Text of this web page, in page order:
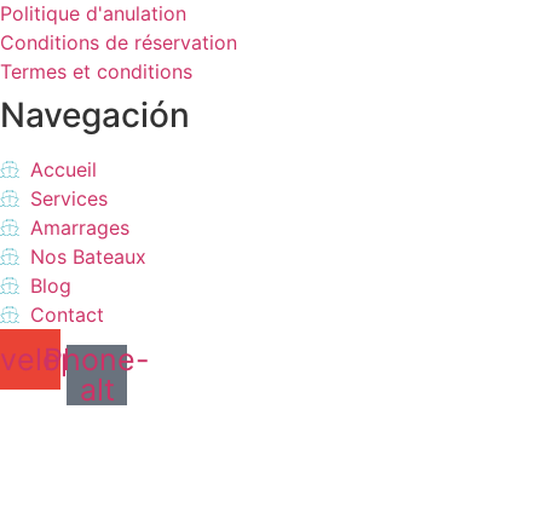
Politique d'anulation
Conditions de réservation
Termes et conditions
Navegación
Accueil
Services
Amarrages
Nos Bateaux
Blog
Contact
Phone-
alt